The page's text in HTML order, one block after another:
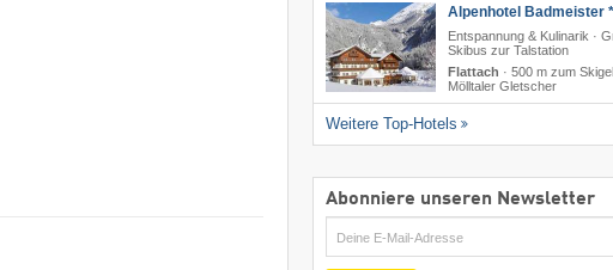
Alpenhotel Badmeister
Entspannung & Kulinarik ·
Skibus zur Talstation
Flattach · 500 m zum
Mölltaler Gletscher
Weitere Top-Hotels
Abonniere unseren Newsletter
E-
Mail